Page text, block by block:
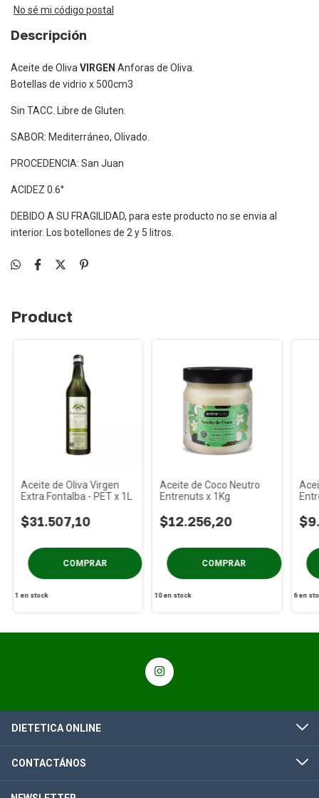
No sé mi código postal
Descripción
Aceite de Oliva VIRGEN Anforas de Oliva.
Botellas de vidrio x 500cm3
Sin TACC. Libre de Gluten.
SABOR: Mediterráneo, Olivado.
PROCEDENCIA: San Juan
ACIDEZ 0.6°
DEBIDO A SU FRAGILIDAD, para este producto no se envia al
interior. Los botellones de 2 y 5 litros.
Product
Aceite de Oliva Virgen
Extra Fontalba - PET x 1L
$31.507,10
1 en stock
Aceite de Coco Neutro
Entrenuts x 1Kg
$12.256,20
10en stock 6en
DIETETICA ONLINE
CONTACTÁNOS